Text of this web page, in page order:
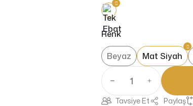
Renk
Beyaz
Mat Siyah
Tavsiye Et Paylaş